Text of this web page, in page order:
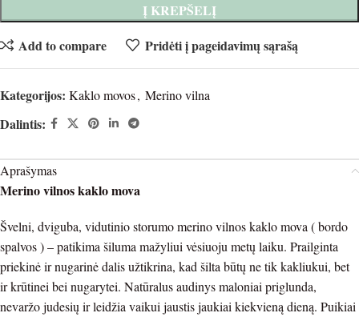
Į KREPŠELĮ
Add to compare
Pridėti į pageidavimų sąrašą
Kategorijos: Kaklo movos, Merino vilna
Dalintis:
Aprašymas
Merino vilnos kaklo mova
Švelni, dviguba, vidutinio storumo merino vilnos kaklo mova ( bordo
spalvos ) – patikima šiluma mažyliui vėsiuoju metų laiku. Prailginta
priekinė ir nugarinė dalis užtikrina, kad šilta būtų ne tik kakliukui, bet
ir krūtinei bei nugarytei. Natūralus audinys maloniai priglunda,
nevaržo judesių ir leidžia vaikui jaustis jaukiai kiekvieną dieną. Puikiai